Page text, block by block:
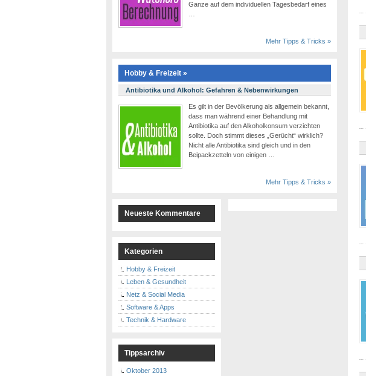
Ganze auf dem individuellen Tagesbedarf eines
Mehr Tipps & Tricks »
Hobby & Freizeit »
Antibiotika und Alkohol: Gefahren & Nebenwirkungen
Es gilt in der Bevölkerung als allgemein bekannt,
dass man während einer Behandlung mit
Antibiotika auf den Alkoholkonsum verzichten
sollte. Doch stimmt dieses „Gerücht“ wirklich?
Nicht alle Antibiotika sind gleich und in den
Beipackzetteln von einigen …
Mehr Tipps & Tricks »
Neueste Kommentare
Kategorien
Hobby & Freizeit
Leben & Gesundheit
Netz & Social Media
Software & Apps
Technik & Hardware
Tippsarchiv
Oktober 2013